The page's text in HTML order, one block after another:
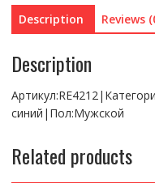
Description Reviews
Description
синий|Пол:Мужской
Related products